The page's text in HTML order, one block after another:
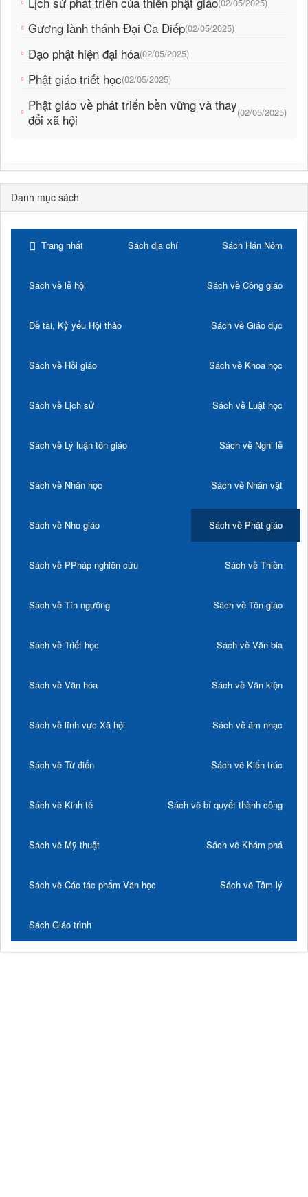
Gương lành thánh Đại Ca Diếp(02/05/2025)
Đạo phật hiện đại hóa(02/05/2025)
Phật giáo triết học(02/05/2025)
Phật giáo về phát triển bền vững và thay
đổi xã hội
(02/05/2025)
Danh mục sách
Trang nhất Sách địa chí Sách Hán Nôm
Sách về lễ hội Sách về Công giáo
Đề tài, Kỷ yếu Hội thảo Sách về Giáo dục
Sách về Hồi giáo Sách về Khoa học
Sách về Lịch sử Sách về Luật học
Sách về Lý luận tôn giáo Sách về Nghi lễ
Sách về Nhân học Sách về Nhân vật
Sách về Nho giáo Sách về Phật giáo
Sách về PPháp nghiên cứu Sách về Thiền
Sách về Tín ngưỡng Sách về Tôn giáo
Sách về Triết học Sách về Văn bia
Sách về Văn hóa Sách về Văn kiện
Sách về lĩnh vực Xã hội Sách về âm nhạc
Sách về Từ điển Sách về Kiến trúc
Sách về Kinh tế Sách về bí quyết thành công
Sách về Mỹ thuật Sách về Khám phá
Sách về Các tác phẩm Văn học Sách về Tâm lý
Sách Giáo trình